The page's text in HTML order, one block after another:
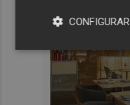
CONFIGURAR